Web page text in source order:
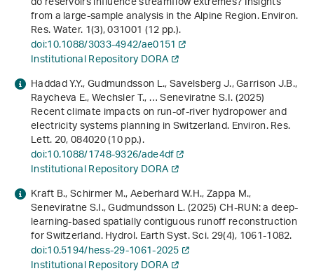
from a large-sample analysis in the Alpine Region. Environ.
Res. Water.1(3), 031001 (12 pp.).
doi:10.1088/3033-4942/ae0151
Institutional Repository DORA
Haddad Y.Y., Gudmundsson L., Savelsberg J., Garrison J.B.,
Raycheva E., Wechsler T., … Seneviratne S.I. (2025)
Recent climate impacts on run-of-river hydropower and
electricity systems planning in Switzerland. Environ. Res.
Lett.20, 084020 (10 pp.).
doi:10.1088/1748-9326/ade4df
Institutional Repository DORA
Kraft B., Schirmer M., Aeberhard W.H., Zappa M.,
Seneviratne S.I., Gudmundsson L. (2025) CH-RUN: a deep-
learning-based spatially contiguous runoff reconstruction
for Switzerland. Hydrol. Earth Syst. Sci.29(4), 1061-1082.
doi:10.5194/hess-29-1061-2025
Institutional Repository DORA